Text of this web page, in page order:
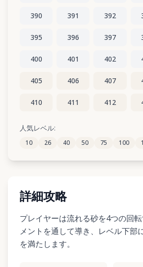
390 391 392
395 396 397
400 401 402
405 406 407
410 411 412
415
420 421 422
人気レベル:
10 26 40 50 75 100
詳細攻略
プレイヤーは流れる砂を4つの回
メントを通して導き、レベル下部
を満たします。